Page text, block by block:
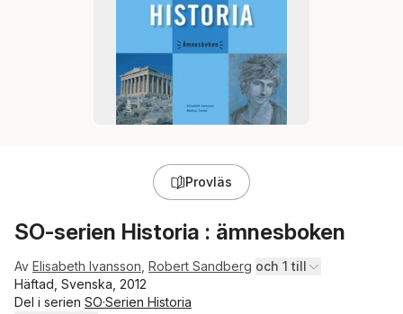
Provläs
SO-serien Historia : ämnesboken
Av Elisabeth Ivansson Robert Sandberg och 1 till
Häftad, Svenska, 2012
Del i serien SO·Serien Historia